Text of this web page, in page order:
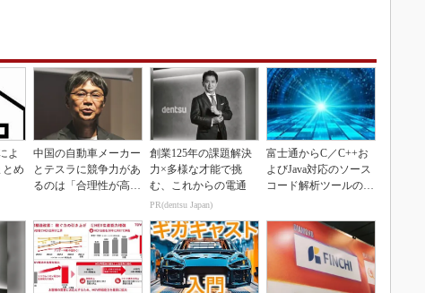
よ
とめ
中国の自動車メーカー
とテスラに競争力があ
るのは「合理性が高
創業125年の課題解決
力×多様な才能で挑
む、これからの電通
PR(dentsu Japan)
富士通からC／C++お
よびJava対応のソース
コード解析ツールの資